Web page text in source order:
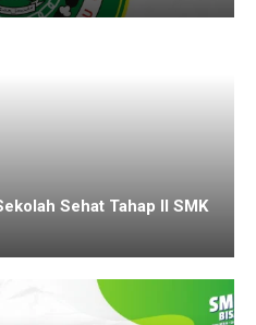
Sehat Tahap II SMK